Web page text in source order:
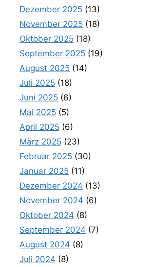
Dezember 2025 (13)
November 2025 (18)
Oktober 2025 (18)
September 2025 (19)
August 2025 (14)
Juli 2025 (18)
Juni 2025 (6)
Mai 2025 (5)
April 2025 (6)
März 2025 (23)
Februar 2025 (30)
Januar 2025 (11)
Dezember 2024 (13)
November 2024 (6)
Oktober 2024 (8)
September 2024 (7)
August 2024 (8)
Juli 2024 (8)